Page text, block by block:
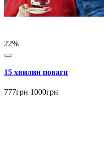
22%
15 хвилин поваги
777грн 1000грн